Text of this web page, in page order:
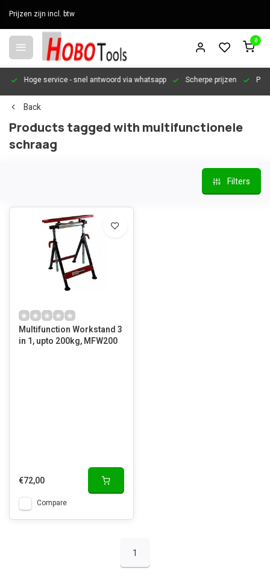
Prijzen zijn incl. btw
0
Hoge service- snel antwoord via whatsapp Scherpe prijzen
Back
Products tagged with multifunctionele
schraag
Filters
Multifunction Workstand 3
in 1, upto 200kg, MFW200
€72,00
Compare
1